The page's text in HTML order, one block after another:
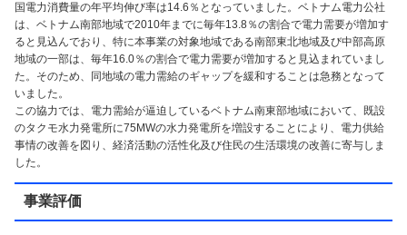
国電力消費量の年平均伸び率は14.6％となっていました。ベトナム電力公社
は、ベトナム南部地域で2010年までに毎年13.8％の割合で電力需要が増加す
ると見込んでおり、特に本事業の対象地域である南部東北地域及び中部高原
地域の一部は、毎年16.0％の割合で電力需要が増加すると見込まれていまし
た。そのため、同地域の電力需給のギャップを緩和することは急務となって
いました。
この協力では、電力需給が逼迫しているベトナム南東部地域において、既設
のタクモ水力発電所に75MWの水力発電所を増設することにより、電力供給
事情の改善を図り、経済活動の活性化及び住民の生活環境の改善に寄与しま
した。
事業評価